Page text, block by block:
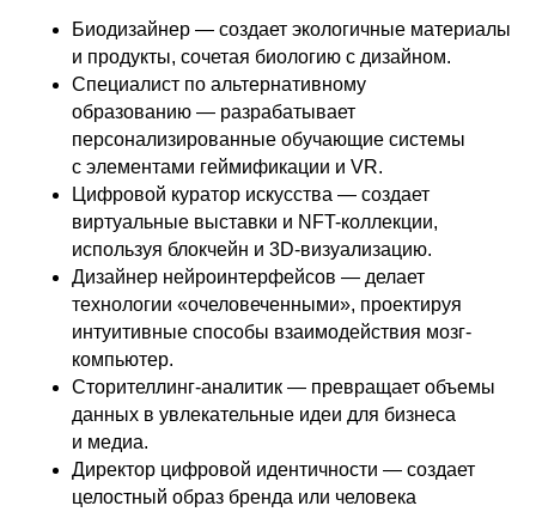
Биодизайнер — создает экологичные материалы
и продукты, сочетая биологию с дизайном.
Специалист по альтернативному
образованию — разрабатывает
персонализированные обучающие системы
с элементами геймификации и VR.
Цифровой куратор искусства — создает
виртуальные выставки и NFT-коллекции,
используя блокчейн и 3D-визуализацию.
Дизайнер нейроинтерфейсов — делает
технологии «очеловеченными», проектируя
интуитивные способы взаимодействия мозг-
компьютер.
Сторителлинг-аналитик — превращает объемы
данных в увлекательные идеи для бизнеса
и медиа.
Директор цифровой идентичности — создает
целостный образ бренда или человека